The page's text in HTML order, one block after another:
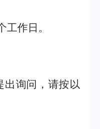
工作日。
出询问，请按以